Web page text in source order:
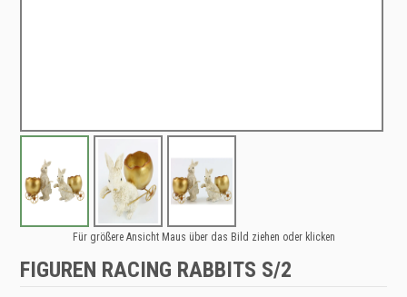
Für größere Ansicht Maus über das Bild ziehen oder klicken
FIGUREN RACING RABBITS S/2